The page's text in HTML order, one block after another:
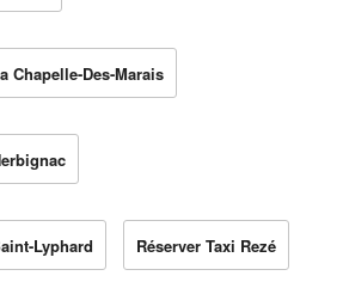
Chapelle-Des-Marais
Lyphard Réserver Taxi Rezé